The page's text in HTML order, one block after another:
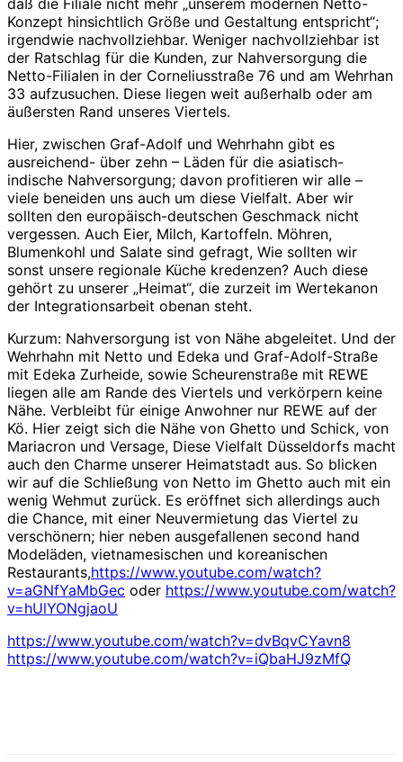
daß die Filiale nicht mehr „unserem modernen Netto-
Konzept hinsichtlich Größe und Gestaltung entspricht“;
irgendwie nachvollziehbar. Weniger nachvollziehbar ist
der Ratschlag für die Kunden, zur Nahversorgung die
Netto-Filialen in der Corneliusstraße 76 und am Wehrhan
33 aufzusuchen. Diese liegen weit außerhalb oder am
äußersten Rand unseres Viertels.
Hier, zwischen Graf-Adolf und Wehrhahn gibt es
ausreichend- über zehn – Läden für die asiatisch-
indische Nahversorgung; davon profitieren wir alle –
viele beneiden uns auch um diese Vielfalt. Aber wir
sollten den europäisch-deutschen Geschmack nicht
vergessen. Auch Eier, Milch, Kartoffeln. Möhren,
Blumenkohl und Salate sind gefragt, Wie sollten wir
sonst unsere regionale Küche kredenzen? Auch diese
gehört zu unserer „Heimat“, die zurzeit im Wertekanon
der Integrationsarbeit obenan steht.
Kurzum: Nahversorgung ist von Nähe abgeleitet. Und der
Wehrhahn mit Netto und Edeka und Graf-Adolf-Straße
mit Edeka Zurheide, sowie Scheurenstraße mit REWE
liegen alle am Rande des Viertels und verkörpern keine
Nähe. Verbleibt für einige Anwohner nur REWE auf der
Kö. Hier zeigt sich die Nähe von Ghetto und Schick, von
Mariacron und Versage, Diese Vielfalt Düsseldorfs macht
auch den Charme unserer Heimatstadt aus. So blicken
wir auf die Schließung von Netto im Ghetto auch mit ein
wenig Wehmut zurück. Es eröffnet sich allerdings auch
die Chance, mit einer Neuvermietung das Viertel zu
verschönern; hier neben ausgefallenen second hand
Modeläden, vietnamesischen und koreanischen
Restaurants,https://www.youtube.com/watch?
v=aGNfYaMbGec oder https://www.youtube.com/watch?
v=hUlYONgjaoU
https://www.youtube.com/watch?v=dvBqvCYavn8
https://www.youtube.com/watch?v=iQbaHJ9zMfQ